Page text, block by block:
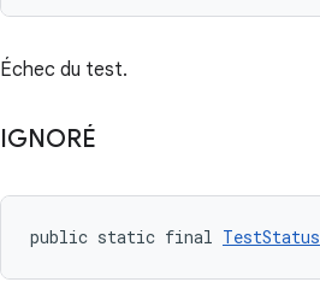
Échec du test.
IGNORÉ
public static final TestStatus